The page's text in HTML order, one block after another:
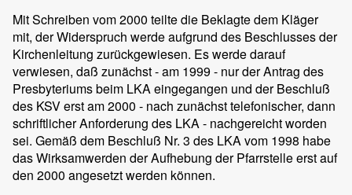
Mit Schreiben vom 2000 teilte die Beklagte dem Kläger
mit, der Widerspruch werde aufgrund des Beschlusses der
Kirchenleitung zurückgewiesen. Es werde darauf
verwiesen, daß zunächst - am 1999 - nur der Antrag des
Presbyteriums beim LKA eingegangen und der Beschluß
des KSV erst am 2000 - nach zunächst telefonischer, dann
schriftlicher Anforderung des LKA - nachgereicht worden
sei. Gemäß dem Beschluß Nr. 3 des LKA vom 1998 habe
das Wirksamwerden der Aufhebung der Pfarrstelle erst auf
den 2000 angesetzt werden können.